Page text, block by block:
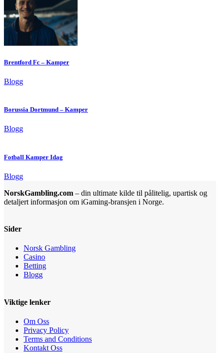
Brentford Fc – Kamper
Blogg
Borussia Dortmund – Kamper
Blogg
Fotball Kamper Idag
Blogg
NorskGambling.com – din ultimate kilde til pålitelig, upartisk og
detaljert informasjon om iGaming-bransjen i Norge.
Sider
Norsk Gambling
Casino
Betting
Blogg
Viktige lenker
Om Oss
Privacy Policy
Terms and Conditions
Kontakt Oss